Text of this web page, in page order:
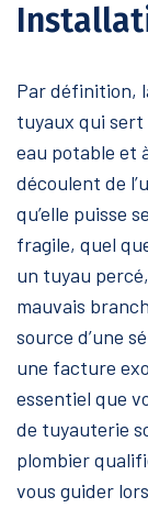
Par définition,
tuyaux qui sert
eau potable et
découlent de
qu’elle puisse
fragile, quel
un tuyau
mauvais
source d’une
une facture
essentiel que
de tuyauterie
plombier
vous guider